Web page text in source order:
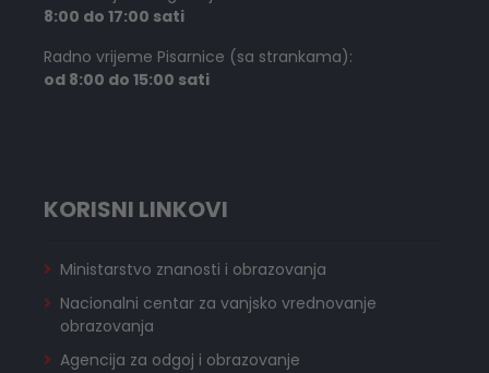
8:00 do 17:00 sati
Radno vrijeme Pisarnice (sa strankama):
od 8:00 do 15:00 sati
KORISNI LINKOVI
Ministarstvo znanosti i obrazovanja
Nacionalni centar za vanjsko vrednovanje
obrazovanja
Agencija za odgoj i obrazovanje